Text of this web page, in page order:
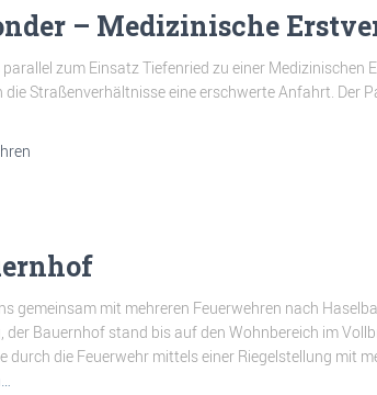
– Medizinische
zum Einsatz Tiefenried zu einer Medizinischen
Straßenverhältnisse eine erschwerte Anfahrt. Der
gemeinsam mit mehreren Feuerwehren nach
der Bauernhof stand bis auf den Wohnbereich im
die Feuerwehr mittels einer Riegelstellung mit